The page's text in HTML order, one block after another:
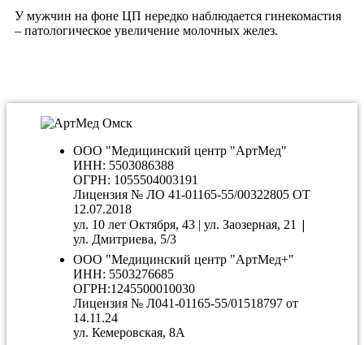
У мужчин на фоне ЦП нередко наблюдается гинекомастия
– патологическое увеличение молочных желез.
ООО "Медицинский центр "АртМед"
ИНН: 5503086388
ОГРН: 1055504003191
Лицензия № ЛО 41-01165-55/00322805 ОТ
12.07.2018
ул. 10 лет Октября, 43 | ул. Заозерная, 21 |
ул. Дмитриева, 5/3
ООО "Медицинский центр "АртМед+"
ИНН: 5503276685
ОГРН:1245500010030
Лицензия № Л041-01165-55/01518797 от
14.11.24
ул. Кемеровская, 8А